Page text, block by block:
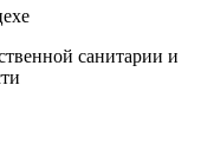
санитарии и